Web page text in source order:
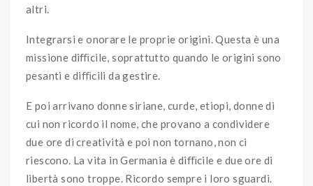
altri.
Integrarsi e onorare le proprie origini. Questa è una
missione diﬃcile, soprattutto quando le origini sono
pesanti e diﬃcili da gestire.
E poi arrivano donne siriane, curde, etiopi, donne di
cui non ricordo il nome, che provano a condividere
due ore di creatività e poi non tornano, non ci
riescono. La vita in Germania è diﬃcile e due ore di
libertà sono troppe. Ricordo sempre i loro sguardi.